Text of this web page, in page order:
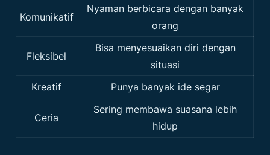
Komunikatif
Nyaman berbicara dengan banyak
orang
Fleksibel
Bisa menyesuaikan diri dengan
situasi
Kreatif
Punya banyak ide segar
Ceria
Sering membawa suasana lebih
hidup